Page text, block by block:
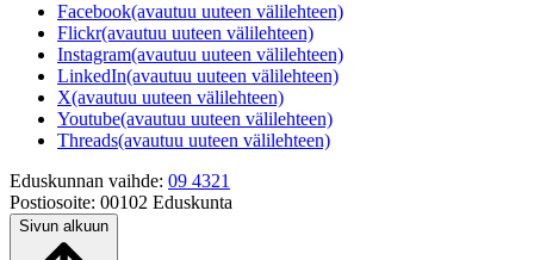
Facebook(avautuu uuteen välilehteen)
Flickr(avautuu uuteen välilehteen)
Instagram(avautuu uuteen välilehteen)
LinkedIn(avautuu uuteen välilehteen)
X(avautuu uuteen välilehteen)
Youtube(avautuu uuteen välilehteen)
Threads(avautuu uuteen välilehteen)
Eduskunnan vaihde: 09 4321
Postiosoite: 00102 Eduskunta
Sivun alkuun